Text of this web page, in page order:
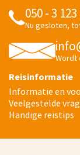
050 - 3 123
Nu gesloten,
Wordt
Reisinformatie
Informatie en
Veelgestelde
Handige reistips